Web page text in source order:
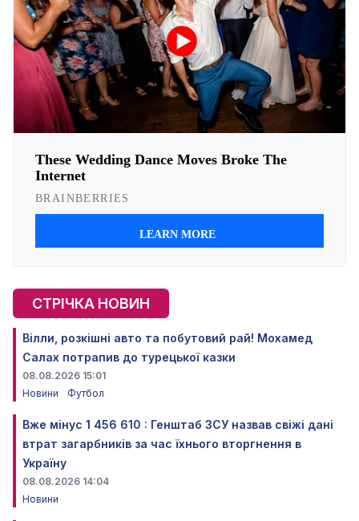
СТРІЧКА НОВИН
Вілли, розкішні авто та побутовий рай! Мохамед
Салах потрапив до турецької казки
08.08.2026 15:01
Новини
Футбол
Вже мінус 1 456 610 : Генштаб ЗСУ назвав свіжі дані
втрат загарбників за час їхнього вторгнення в
Україну
08.08.2026 14:04
Новини